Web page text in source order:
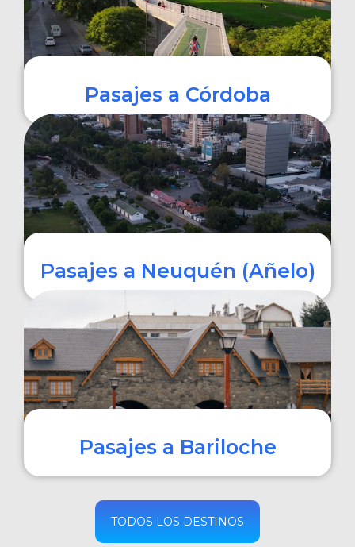
Pasajes a Córdoba
COMPRAR
Pasajes a Neuquén (Añelo)
COMPRAR
Pasajes a Bariloche
COMPRAR
TODOS LOS DESTINOS